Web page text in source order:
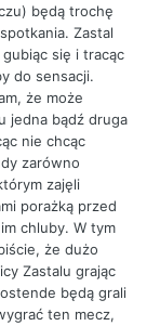
będą trochę
Zastal
się i tracąc
do sensacji.
że może
jedna bądź druga
nie chcąc
zarówno
zajęli
porażką przed
chluby. W tym
że dużo
Zastalu grając
będą grali
ten mecz,